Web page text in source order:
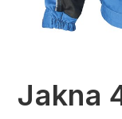
Jakna